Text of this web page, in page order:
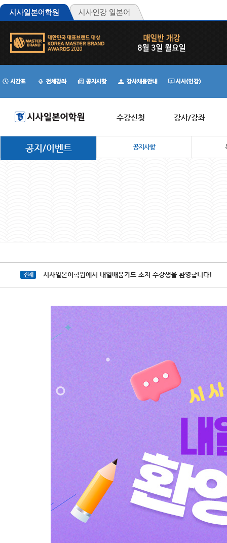
수강신청 강사/강좌
공지/이벤트 공지사항
전체 시사일본어학원에서 내일배움카드 소지 수강생을 환영합니다!